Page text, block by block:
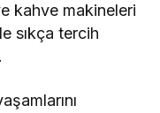
kahve makineleri
sıkça tercih